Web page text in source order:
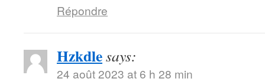
Répondre
Hzkdlesays:
24 août 2023 at 6 h 28 min